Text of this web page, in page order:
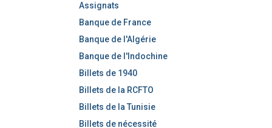
Assignats
Banque de France
Banque de l'Algérie
Banque de l'Indochine
Billets de 1940
Billets de la RCFTO
Billets de la Tunisie
Billets de nécessité